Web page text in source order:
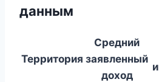
данным
Территория
Средний
заявленный
доход